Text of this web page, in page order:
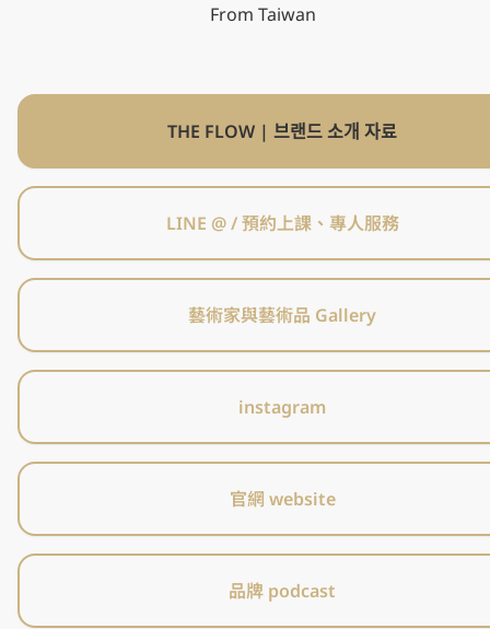
From Taiwan
THE FLOW | 브랜드 소개 자료
LINE @ / 預約上課、專人服務
藝術家與藝術品 Gallery
instagram
官網 website
品牌 podcast